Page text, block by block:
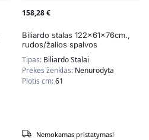
158,28€
Biliardo stalas 122x61x76cm.,
rudos/žalios spalvos
Tipas: Biliardo Stalai
Prekės ženklas: Nenurodyta
Plotis cm:61
Nemokamas pristatymas!